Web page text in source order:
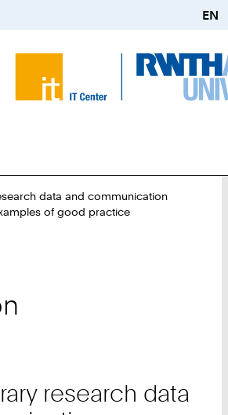
EN
data and communication
of good practice
research data